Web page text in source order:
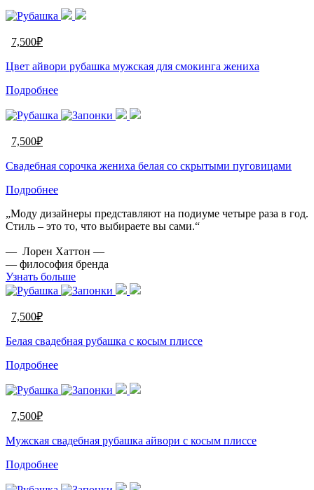
7,500₽
Цвет айвори рубашка мужская для смокинга жениха
Подробнее
7,500₽
Свадебная cорочка жениха белая со скрытыми пуговицами
Подробнее
„Моду дизайнеры представляют на подиуме четыре раза в год.
Стиль – это то, что выбираете вы сами.“
— Лорен Хаттон —
— философия бренда
Узнать больше
7,500₽
Белая свадебная рубашка с косым плиссе
Подробнее
7,500₽
Мужская свадебная рубашка айвори с косым плиссе
Подробнее